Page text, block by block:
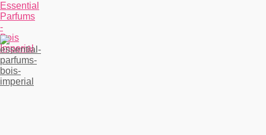
Essential
Parfums
-
Bois
Imperial